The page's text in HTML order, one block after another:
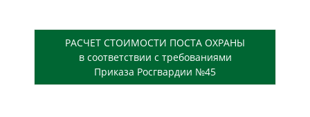
РАСЧЕТ СТОИМОСТИ ПОСТА ОХРАНЫ
в соответствии с требованиями
Приказа Росгвардии №45